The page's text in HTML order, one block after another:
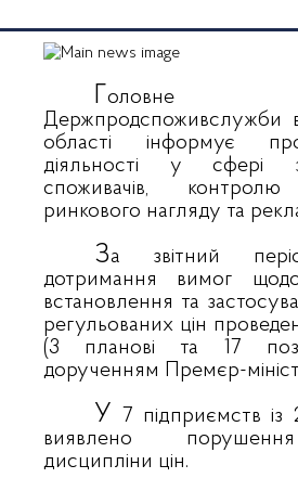
Головне
Держпродспоживслужби в
області інформує
діяльності у сфері
споживачів,
ринкового нагляду та
За звітний
дотримання вимог
встановлення та
регульованих цін
(3 планові та 17
дорученням Премєр-
У
7 підприємств із
виявлено
дисципліни цін. ️